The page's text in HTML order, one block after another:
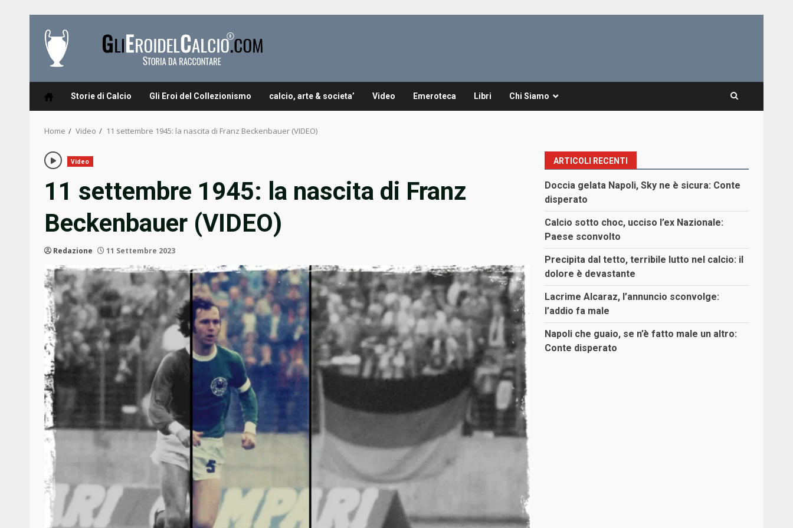
content
Storie di Calcio Gli Eroi del Collezionismo calcio, arte & societa’ Video Emeroteca Libri Chi Siamo
Home Video 11 settembre 1945: la nascita di Franz Beckenbauer (VIDEO)
Video
11 settembre 1945: la nascita di Franz
Beckenbauer (VIDEO)
Redazione 11 Settembre 2023
ARTICOLI RECENTI
Doccia gelata Napoli, Sky ne è sicura: Conte
disperato
Calcio sotto choc, ucciso l’ex Nazionale:
Paese sconvolto
Precipita dal tetto, terribile lutto nel calcio: il
dolore è devastante
Lacrime Alcaraz, l’annuncio sconvolge:
l’addio fa male
Napoli che guaio, se n’è fatto male un altro:
Conte disperato